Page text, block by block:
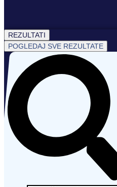
REZULTATI
POGLEDAJ SVE REZULTATE